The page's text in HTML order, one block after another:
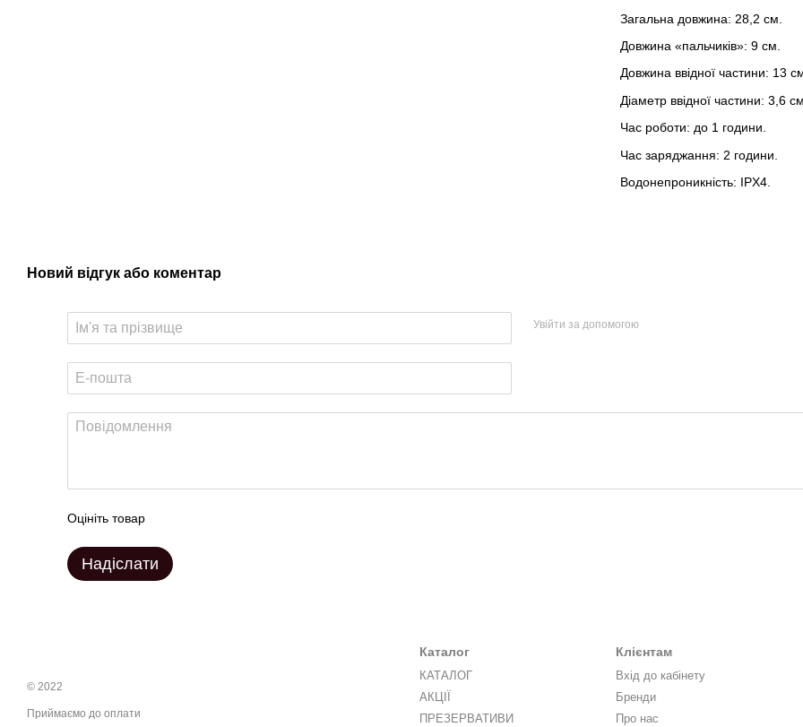
Загальна довжина: 28,2 см.
Довжина «пальчиків»: 9 см.
Довжина ввідної частини: 13
Діаметр ввідної частини: 3,6
Час роботи: до 1 години.
Час заряджання: 2 години.
Водонепроникність: IPX4.
Новий відгук або коментар
Увійти за допомогою
Оцініть товар
Надіслати
© 2022
Приймаємо до оплати
Каталог
КАТАЛОГ
АКЦІЇ
ПРЕЗЕРВАТИВИ
Клієнтам
Вхід до кабінету
Бренди
Про нас